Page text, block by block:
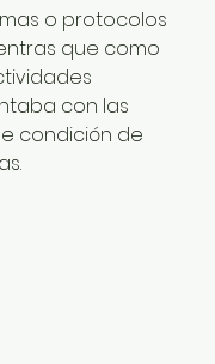
o protocolos
que como
con las
condición de